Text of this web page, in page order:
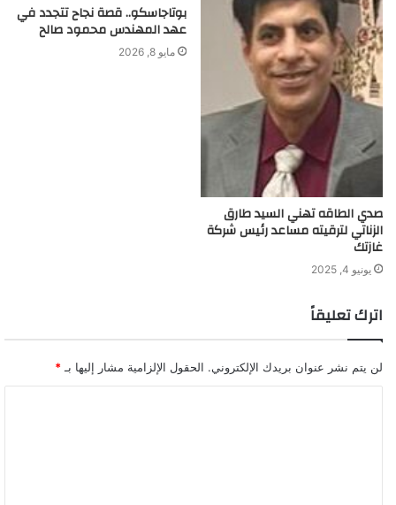
صدي الطاقه تهني السيد طارق
الزناتي لترقيته مساعد رئيس شركة
غازتك
يونيو 4, 2025
بوتاجاسكو.. قصة نجاح تتجدد في
عهد المهندس محمود صالح
مايو 8, 2026
اترك تعليقاً
لن يتم نشر عنوان بريدك الإلكتروني. الحقول الإلزامية مشار إليها بـ *